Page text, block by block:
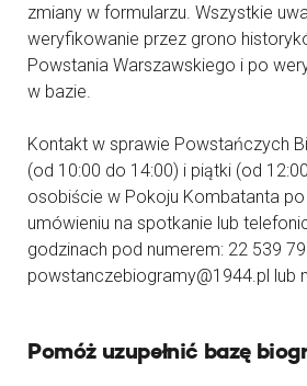
zmiany w formularzu. Wszystkie
weryfikowanie przez grono
Powstania Warszawskiego i po
w bazie.
Kontakt w sprawie Powstańczych
(od 10:00 do 14:00) i piątki (od
osobiście w Pokoju Kombatanta
umówieniu na spotkanie lub
godzinach pod numerem: 22 539
powstanczebiogramy@1944.pl lub
Pomóż uzupełnić bazę